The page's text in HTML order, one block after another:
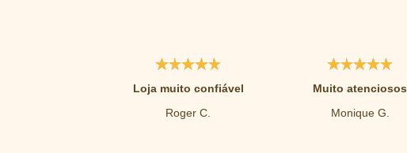
Loja muito confiável
Roger C.
Muito atenciosos
Monique G.